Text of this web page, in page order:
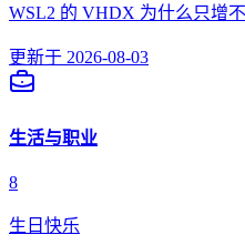
WSL2 的 VHDX 为什么只增
更新于 2026-08-03
生活与职业
8
生日快乐